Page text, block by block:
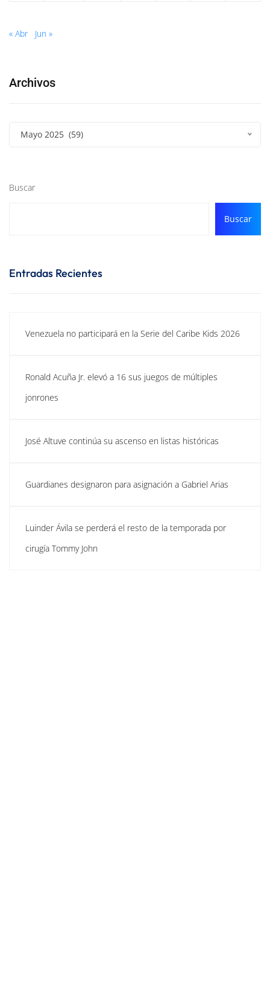
« Abr Jun »
Archivos
Mayo 2025 (59)
Buscar
Buscar
Entradas Recientes
Venezuela no participará en la Serie del Caribe Kids 2026
Ronald Acuña Jr. elevó a 16 sus juegos de múltiples
jonrones
José Altuve continúa su ascenso en listas históricas
Guardianes designaron para asignación a Gabriel Arias
Luinder Ávila se perderá el resto de la temporada por
cirugía Tommy John